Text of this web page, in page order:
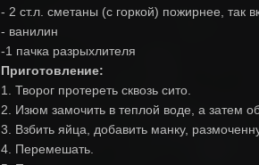
- 2 ст.л. сметаны (с горкой) пожирнее, так
- ванилин
-1 пачка разрыхлителя
Приготовление:
1. Творог протереть сквозь сито.
2. Изюм замочить в теплой воде, а затем
3. Взбить яйца, добавить манку,
4. Перемешать.